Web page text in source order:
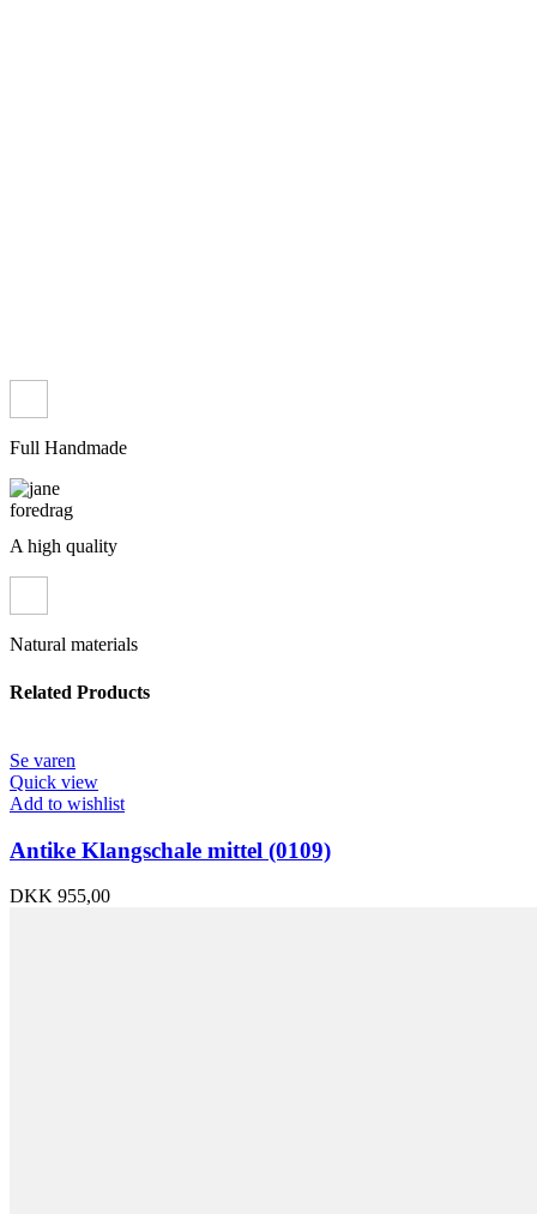
Full Handmade
A high quality
Natural materials
Related Products
Se varen
Quick view
Add to wishlist
Antike Klangschale mittel (0109)
DKK 955,00